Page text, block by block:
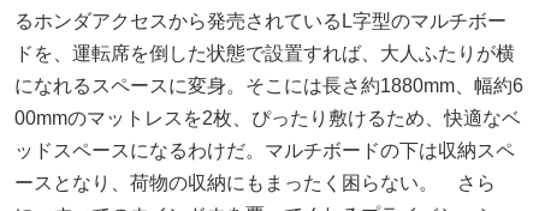
るホンダアクセスから発売されているL字型のマルチボー
ドを、運転席を倒した状態で設置すれば、大人ふたりが横
になれるスペースに変身。そこには長さ約1880mm、幅約6
00mmのマットレスを2枚、ぴったり敷けるため、快適なベ
ッドスペースになるわけだ。マルチボードの下は収納スペ
ースとなり、荷物の収納にもまったく困らない。 さら